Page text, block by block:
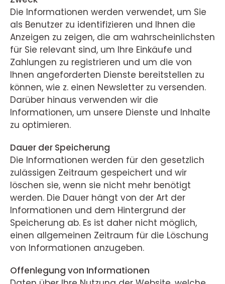
Die Informationen werden verwendet, um Sie
als Benutzer zu identifizieren und Ihnen die
Anzeigen zu zeigen, die am wahrscheinlichsten
für Sie relevant sind, um Ihre Einkäufe und
Zahlungen zu registrieren und um die von
Ihnen angeforderten Dienste bereitstellen zu
können, wie z. einen Newsletter zu versenden.
Darüber hinaus verwenden wir die
Informationen, um unsere Dienste und Inhalte
zu optimieren.
Dauer der Speicherung
Die Informationen werden für den gesetzlich
zulässigen Zeitraum gespeichert und wir
löschen sie, wenn sie nicht mehr benötigt
werden. Die Dauer hängt von der Art der
Informationen und dem Hintergrund der
Speicherung ab. Es ist daher nicht möglich,
einen allgemeinen Zeitraum für die Löschung
von Informationen anzugeben.
Offenlegung von Informationen